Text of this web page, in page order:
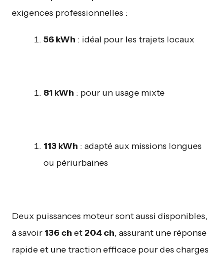
exigences professionnelles :
56 kWh : idéal pour les trajets locaux
81 kWh : pour un usage mixte
113 kWh : adapté aux missions longues
ou périurbaines
Deux puissances moteur sont aussi disponibles,
à savoir 136 ch et 204 ch, assurant une réponse
rapide et une traction efficace pour des charges